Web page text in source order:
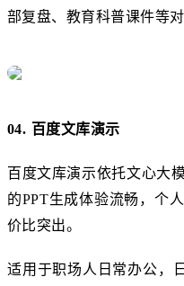
部复盘、教育科普课件等
04. 百度文库演示
百度文库演示依托文心大
的PPT生成体验流畅，个
价比突出。
适用于职场人日常办公，